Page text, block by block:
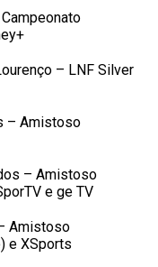
– LNF Silver
– Amistoso
– Amistoso
e ge TV
Amistoso
e XSports